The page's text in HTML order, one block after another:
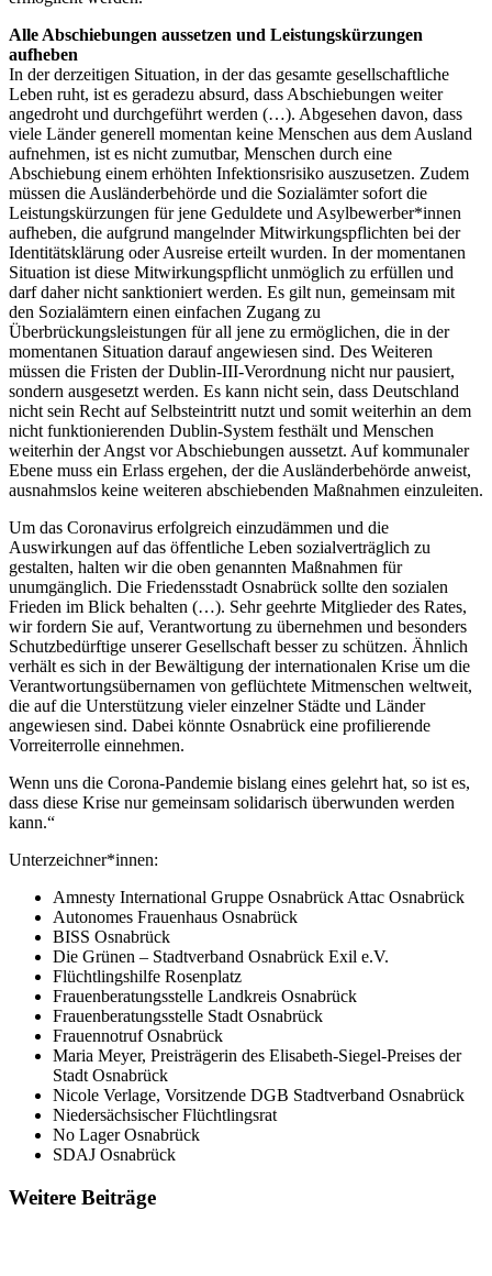
Alle Abschiebungen aussetzen und Leistungskürzungen
aufheben
In der derzeitigen Situation, in der das gesamte gesellschaftliche
Leben ruht, ist es geradezu absurd, dass Abschiebungen weiter
angedroht und durchgeführt werden (…). Abgesehen davon, dass
viele Länder generell momentan keine Menschen aus dem Ausland
aufnehmen, ist es nicht zumutbar, Menschen durch eine
Abschiebung einem erhöhten Infektionsrisiko auszusetzen. Zudem
müssen die Ausländerbehörde und die Sozialämter sofort die
Leistungskürzungen für jene Geduldete und Asylbewerber*innen
aufheben, die aufgrund mangelnder Mitwirkungspflichten bei der
Identitätsklärung oder Ausreise erteilt wurden. In der momentanen
Situation ist diese Mitwirkungspflicht unmöglich zu erfüllen und
darf daher nicht sanktioniert werden. Es gilt nun, gemeinsam mit
den Sozialämtern einen einfachen Zugang zu
Überbrückungsleistungen für all jene zu ermöglichen, die in der
momentanen Situation darauf angewiesen sind. Des Weiteren
müssen die Fristen der Dublin-III-Verordnung nicht nur pausiert,
sondern ausgesetzt werden. Es kann nicht sein, dass Deutschland
nicht sein Recht auf Selbsteintritt nutzt und somit weiterhin an dem
nicht funktionierenden Dublin-System festhält und Menschen
weiterhin der Angst vor Abschiebungen aussetzt. Auf kommunaler
Ebene muss ein Erlass ergehen, der die Ausländerbehörde anweist,
ausnahmslos keine weiteren abschiebenden Maßnahmen einzuleiten.
Um das Coronavirus erfolgreich einzudämmen und die
Auswirkungen auf das öffentliche Leben sozialverträglich zu
gestalten, halten wir die oben genannten Maßnahmen für
unumgänglich. Die Friedensstadt Osnabrück sollte den sozialen
Frieden im Blick behalten (…). Sehr geehrte Mitglieder des Rates,
wir fordern Sie auf, Verantwortung zu übernehmen und besonders
Schutzbedürftige unserer Gesellschaft besser zu schützen. Ähnlich
verhält es sich in der Bewältigung der internationalen Krise um die
Verantwortungsübernamen von geflüchtete Mitmenschen weltweit,
die auf die Unterstützung vieler einzelner Städte und Länder
angewiesen sind. Dabei könnte Osnabrück eine profilierende
Vorreiterrolle einnehmen.
Wenn uns die Corona-Pandemie bislang eines gelehrt hat, so ist es,
dass diese Krise nur gemeinsam solidarisch überwunden werden
kann.“
Unterzeichner*innen:
Amnesty International Gruppe Osnabrück Attac Osnabrück
Autonomes Frauenhaus Osnabrück
BISS Osnabrück
Die Grünen – Stadtverband Osnabrück Exil e.V.
Flüchtlingshilfe Rosenplatz
Frauenberatungsstelle Landkreis Osnabrück
Frauenberatungsstelle Stadt Osnabrück
Frauennotruf Osnabrück
Maria Meyer, Preisträgerin des Elisabeth-Siegel-Preises der
Stadt Osnabrück
Nicole Verlage, Vorsitzende DGB Stadtverband Osnabrück
Niedersächsischer Flüchtlingsrat
No Lager Osnabrück
SDAJ Osnabrück
Weitere Beiträge